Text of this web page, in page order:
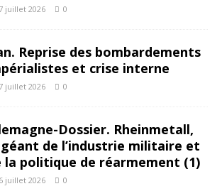
juillet 2026 0
Reprise des bombardements
et crise interne
juillet 2026 0
Dossier. Rheinmetall,
de l’industrie militaire et
la politique de réarmement (1)
juillet 2026 0